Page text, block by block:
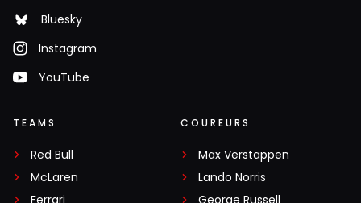
Bluesky
Instagram
YouTube
TEAMS
Red Bull
McLaren
COUREURS
Max Verstappen
Lando Norris